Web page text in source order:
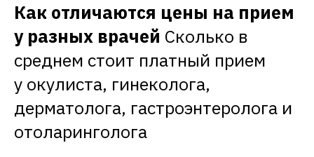
Как отличаются цены на прием
у разных врачей Сколько в
среднем стоит платный прием
у окулиста, гинеколога,
дерматолога, гастроэнтеролога и
отоларинголога